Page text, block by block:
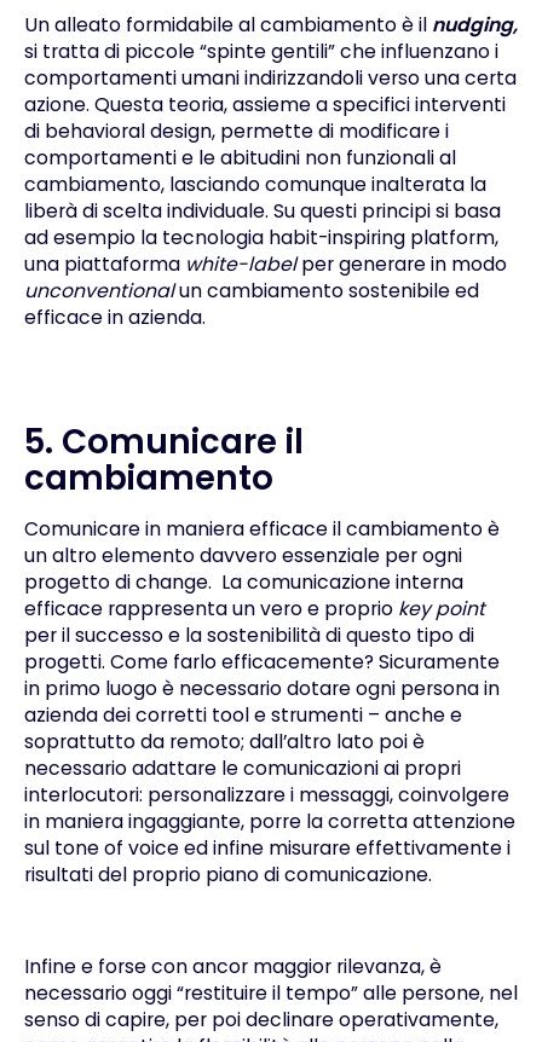
Un alleato formidabile al cambiamento è il nudging,
si tratta di piccole “spinte gentili” che influenzano i
comportamenti umani indirizzandoli verso una certa
azione. Questa teoria, assieme a specifici interventi
dibehavioral design, permette di modificare i
comportamenti e le abitudini non funzionali al
cambiamento, lasciando comunque inalterata la
liberà di scelta individuale. Su questi principi si basa
ad esempio la tecnologiahabit-inspiring platform,
una piattaforma white-labelper generare in modo
unconventionalun cambiamento sostenibile ed
efficace in azienda.
5. Comunicare il
cambiamento
Comunicare in maniera efficace il cambiamento è
un altro elemento davvero essenziale per ogni
progetto di change. Lacomunicazione interna
efficace rappresenta un vero e proprio key point
per il successo e la sostenibilità di questo tipo di
progetti. Come farlo efficacemente? Sicuramente
in primo luogo è necessario dotare ogni persona in
azienda dei corretti tool e strumenti – anche e
soprattutto da remoto; dall’altro lato poi è
necessario adattare le comunicazioni ai propri
interlocutori: personalizzare i messaggi, coinvolgere
in maniera ingaggiante, porre la corretta attenzione
sultone of voiceed infine misurare effettivamente i
risultati del proprio piano di comunicazione.
Infine e forse con ancor maggior rilevanza, è
necessario oggi “restituire il tempo” alle persone, nel
senso di capire, per poi declinare operativamente,